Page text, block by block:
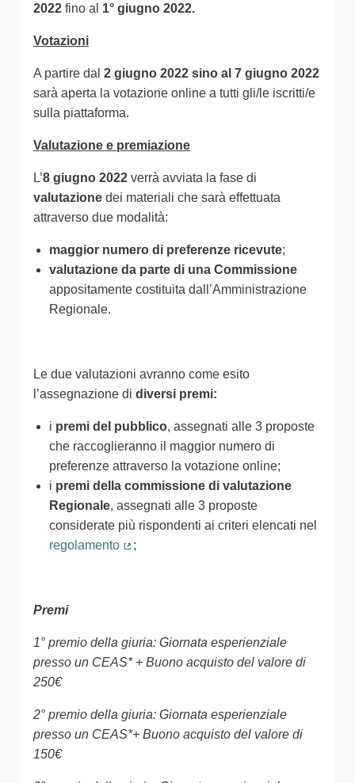
2022 fino al 1° giugno 2022.
Votazioni
A partire dal 2 giugno 2022 sino al 7 giugno 2022
sarà aperta la votazione online a tutti gli/le iscritti/e
sulla piattaforma.
Valutazione e premiazione
L’8 giugno 2022 verrà avviata la fase di
valutazione dei materiali che sarà effettuata
attraverso due modalità:
maggior numero di preferenze ricevute;
valutazione da parte di una Commissione
appositamente costituita dall’Amministrazione
Regionale.
Le due valutazioni avranno come esito
l’assegnazione di diversi premi:
i premi del pubblico, assegnati alle 3 proposte
che raccoglieranno il maggior numero di
preferenze attraverso la votazione online;
i premi della commissione di valutazione
Regionale, assegnati alle 3 proposte
considerate più rispondenti ai criteri elencati nel
regolamento
;
Premi
1° premio della giuria: Giornata esperienziale
presso un CEAS* + Buono acquisto del valore di
250€
2° premio della giuria: Giornata esperienziale
presso un CEAS*+ Buono acquisto del valore di
150€